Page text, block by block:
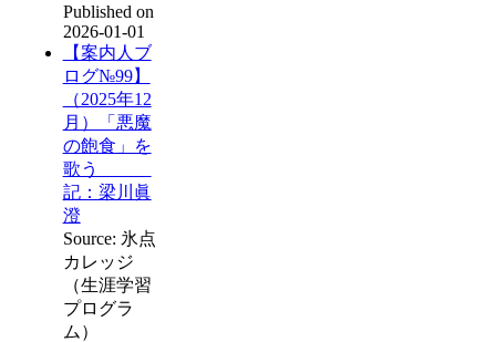
Published on
2026-01-01
【案内人ブ
ログ№99】
（2025年12
月）「悪魔
の飽食」を
歌う
記：梁川眞
澄
Source: 氷点
カレッジ
（生涯学習
プログラ
ム）